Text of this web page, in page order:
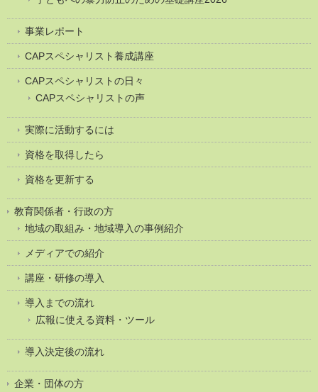
事業レポート
CAPスペシャリスト養成講座
CAPスペシャリストの日々
CAPスペシャリストの声
実際に活動するには
資格を取得したら
資格を更新する
教育関係者・行政の方
地域の取組み・地域導入の事例紹介
メディアでの紹介
講座・研修の導入
導入までの流れ
広報に使える資料・ツール
導入決定後の流れ
企業・団体の方